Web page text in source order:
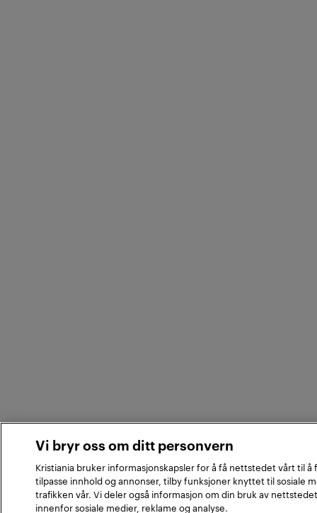
Vi bryr oss om ditt personvern
Kristiania bruker informasjonskapsler for å få nettstedet vårt til
tilpasse innhold og annonser, tilby funksjoner knyttet til sosiale
trafikken vår. Vi deler også informasjon om din bruk av
innenfor sosiale medier, reklame og analyse.